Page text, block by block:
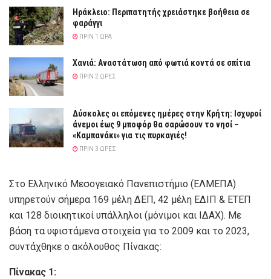
Ηράκλειο: Περιπατητής χρειάστηκε βοήθεια σε
φαράγγι
ΠΡΙΝ 1 ΏΡΑ
Χανιά: Αναστάτωση από φωτιά κοντά σε σπίτια
ΠΡΙΝ 2 ΏΡΕΣ
Δύσκολες οι επόμενες ημέρες στην Κρήτη: Ισχυροί
άνεμοι έως 9 μποφόρ θα σαρώσουν το νησί –
«Καμπανάκι» για τις πυρκαγιές!
ΠΡΙΝ 3 ΏΡΕΣ
Στο Ελληνικό Μεσογειακό Πανεπιστήμιο (ΕΛΜΕΠΑ)
υπηρετούν σήμερα 169 μέλη ΔΕΠ, 42 μέλη ΕΔΙΠ & ΕΤΕΠ
και 128 διοικητικοί υπάλληλοι (μόνιμοι και ΙΔΑΧ). Με
βάση τα υφιστάμενα στοιχεία για το 2009 και το 2023,
συντάχθηκε ο ακόλουθος Πίνακας:
Πίνακας 1 :